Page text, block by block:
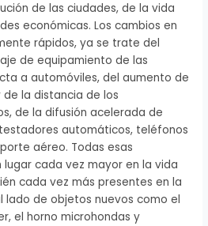
de las ciudades, de la vida
económicas. Los cambios en
rápidos, ya se trate del
de equipamiento de las
a automóviles, del aumento de
la distancia de los
de la difusión acelerada de
automáticos, teléfonos
aéreo. Todas esas
cada vez mayor en la vida
cada vez más presentes en la
lado de objetos nuevos como el
el horno microhondas y